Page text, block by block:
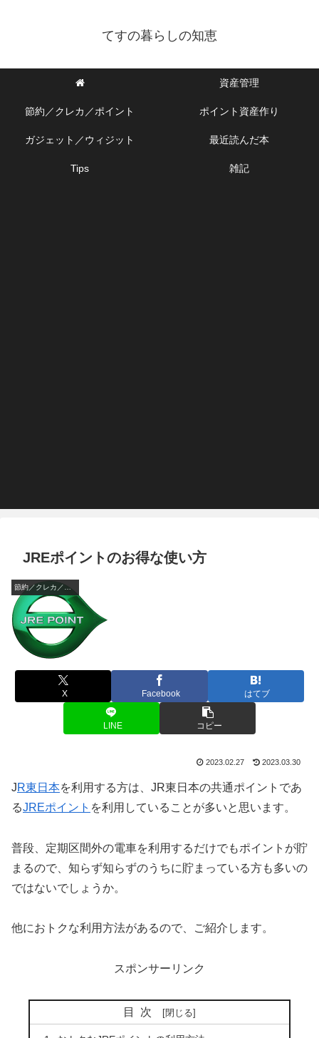
てすの暮らしの知恵
資産管理
節約／クレカ／ポイント ポイント資産作り
ガジェット／ウィジット 最近読んだ本
Tips 雑記
JREポイントのお得な使い方
節約／クレカ／ポイント
X Facebook はてブ
LINE コピー
2023.02.27 2023.03.30
JR東日本を利用する方は、JR東日本の共通ポイントであ
るJREポイント を利用していることが多いと思います。
普段、定期区間外の電車を利用するだけでもポイントが貯
まるので、知らず知らずのうちに貯まっている方も多いの
ではないでしょうか。
他におトクな利用方法があるので、ご紹介します。
スポンサーリンク
目次